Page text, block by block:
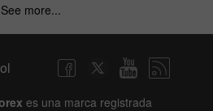
See more...
es una marca registrada